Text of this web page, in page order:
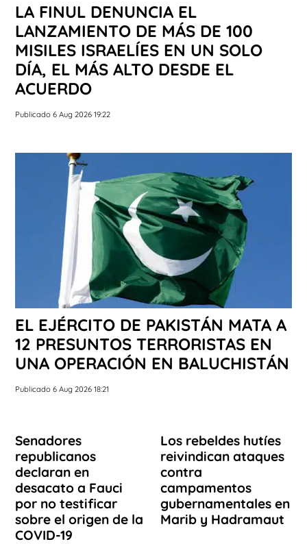
LA FINUL DENUNCIA EL
LANZAMIENTO DE MÁS DE 100
MISILES ISRAELÍES EN UN SOLO
DÍA, EL MÁS ALTO DESDE EL
ACUERDO
Publicado 6 Aug 2026 19:22
EL EJÉRCITO DE PAKISTÁN MATA A
12 PRESUNTOS TERRORISTAS EN
UNA OPERACIÓN EN BALUCHISTÁN
Publicado 6 Aug 2026 18:21
Senadores
republicanos
declaran en
desacato a Fauci
por no testificar
sobre el origen de la
COVID-19
Los rebeldes hutíes
reivindican ataques
contra
campamentos
gubernamentales en
Marib y Hadramaut